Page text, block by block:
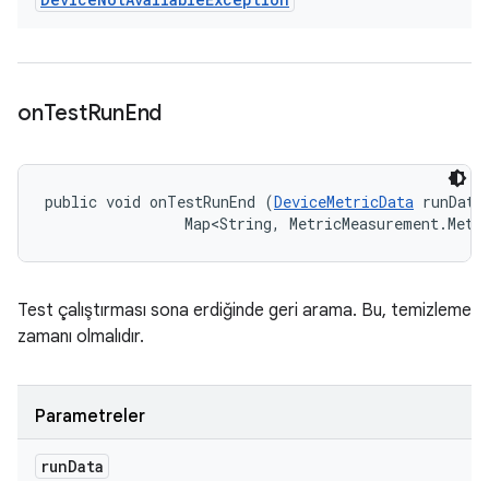
onTestRunEnd
public void onTestRunEnd (DeviceMetricData
Map<String,
Test çalıştırması sona erdiğinde geri arama. Bu, temizleme
zamanı olmalıdır.
Parametreler
runData